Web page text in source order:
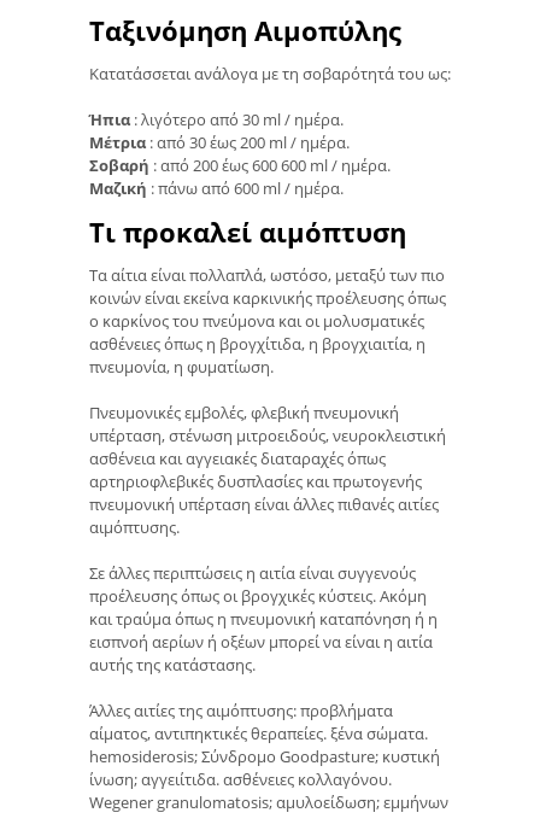
Ταξινόμηση Αιμοπύλης
Κατατάσσεται ανάλογα με τη σοβαρότητά του ως:
Ήπια : λιγότερο από 30 ml / ημέρα.
Μέτρια : από 30 έως 200 ml / ημέρα.
Σοβαρή : από 200 έως 600 600 ml / ημέρα.
Μαζική : πάνω από 600 ml / ημέρα.
Τι προκαλεί αιμόπτυση
Τα αίτια είναι πολλαπλά, ωστόσο, μεταξύ των πιο
κοινών είναι εκείνα καρκινικής προέλευσης όπως
ο καρκίνος του πνεύμονα και οι μολυσματικές
ασθένειες όπως η βρογχίτιδα, η βρογχιαιτία, η
πνευμονία, η φυματίωση.
Πνευμονικές εμβολές, φλεβική πνευμονική
υπέρταση, στένωση μιτροειδούς, νευροκλειστική
ασθένεια και αγγειακές διαταραχές όπως
αρτηριοφλεβικές δυσπλασίες και πρωτογενής
πνευμονική υπέρταση είναι άλλες πιθανές αιτίες
αιμόπτυσης.
Σε άλλες περιπτώσεις η αιτία είναι συγγενούς
προέλευσης όπως οι βρογχικές κύστεις. Ακόμη
και τραύμα όπως η πνευμονική καταπόνηση ή η
εισπνοή αερίων ή οξέων μπορεί να είναι η αιτία
αυτής της κατάστασης.
Άλλες αιτίες της αιμόπτυσης: προβλήματα
αίματος, αντιπηκτικές θεραπείες. ξένα σώματα.
hemosiderosis; Σύνδρομο Goodpasture; κυστική
ίνωση; αγγειίτιδα. ασθένειες κολλαγόνου.
Wegener granulomatosis; αμυλοείδωση; εμμήνων